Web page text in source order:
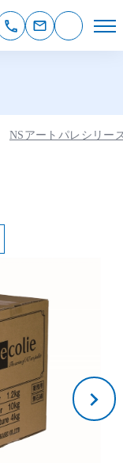
NSアートパレシリー